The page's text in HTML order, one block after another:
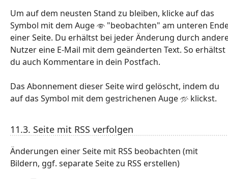
Um auf dem neusten Stand zu bleiben, klicke auf das
Symbol mit dem Auge
"beobachten" am unteren
einer Seite. Du erhältst bei jeder Änderung durch
Nutzer eine E-Mail mit dem geänderten Text. So erhältst
du auch Kommentare in dein Postfach.
Das Abonnement dieser Seite wird gelöscht, indem du
auf das Symbol mit dem gestrichenen Auge
klickst.
11.3. Seite mit RSS verfolgen
Änderungen einer Seite mit RSS beobachten (mit
Bildern, ggf. separate Seite zu RSS erstellen)